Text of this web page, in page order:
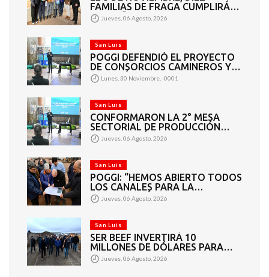
FAMILIAS DE FRAGA CUMPLIRÁN
EL SUEÑO DE LA CASA PROPIA
Jueves, 06 Agosto, 2026
San Luis
POGGI DEFENDIÓ EL PROYECTO
DE CONSORCIOS CAMINEROS Y
APUNTÓ A LOS DIPUTADOS QUE
VOTARON EN CONTRA: “ESTO
Lunes, 30 Noviembre, -0001
San Luis
CONFORMARON LA 2° MESA
SECTORIAL DE PRODUCCIÓN
FRUTIHORTÍCOLA Y
PRODUCCIÓN FAMILIAR
Jueves, 06 Agosto, 2026
San Luis
POGGI: “HEMOS ABIERTO TODOS
LOS CANALES PARA LA
ARTICULACIÓN DE LOS
SECTORES PÚBLICO Y PRIVADO”
Jueves, 06 Agosto, 2026
San Luis
SER BEEF INVERTIRÁ 10
MILLONES DE DÓLARES PARA
CONVERTIR RESIDUOS
GANADEROS EN ENERGÍA
Jueves, 06 Agosto, 2026